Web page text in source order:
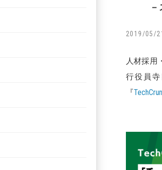
2019/05/21
人材採用
行役員寺
『